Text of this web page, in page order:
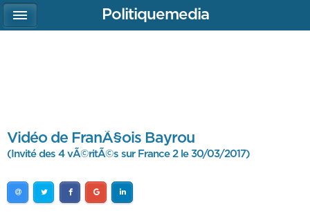
Vidéo de FranÃ§ois Bayrou
(Invité des 4 vÃ©ritÃ©s sur France 2 le 30/03/2017)
Politiquemedia